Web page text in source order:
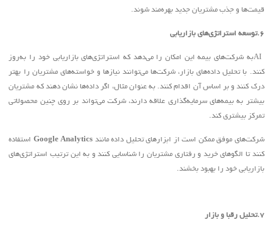
قیمت‌ها و جذب مشتریان جدید بهره‌مند شوند.
.6توسعه استراتژی‌های بازاریابی
AIبه شرکت‌های بیمه این امکان را می‌دهد که استراتژی‌های بازاریابی خود را به‌روز
کنند. با تحلیل داده‌های بازار، شرکت‌ها می‌توانند نیازها و خواسته‌های مشتریان را بهتر
درک کنند و بر اساس آن اقدام کنند. به عنوان مثال، اگر داده‌ها نشان دهند که مشتریان
بیشتر به بیمه‌های سرمایه‌گذاری علاقه دارند، شرکت می‌تواند بر روی چنین محصولاتی
تمرکز بیشتری کند.
شرکت‌های موفق ممکن است از ابزارهای تحلیل داده مانند Google Analytics استفاده
کنند تا الگوهای خرید و رفتاری مشتریان را شناسایی کنند و به این ترتیب استراتژی‌های
بازاریابی خود را بهبود بخشند.
.7تحلیل رقبا و بازار